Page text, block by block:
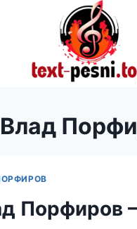
Влад
Порфиров